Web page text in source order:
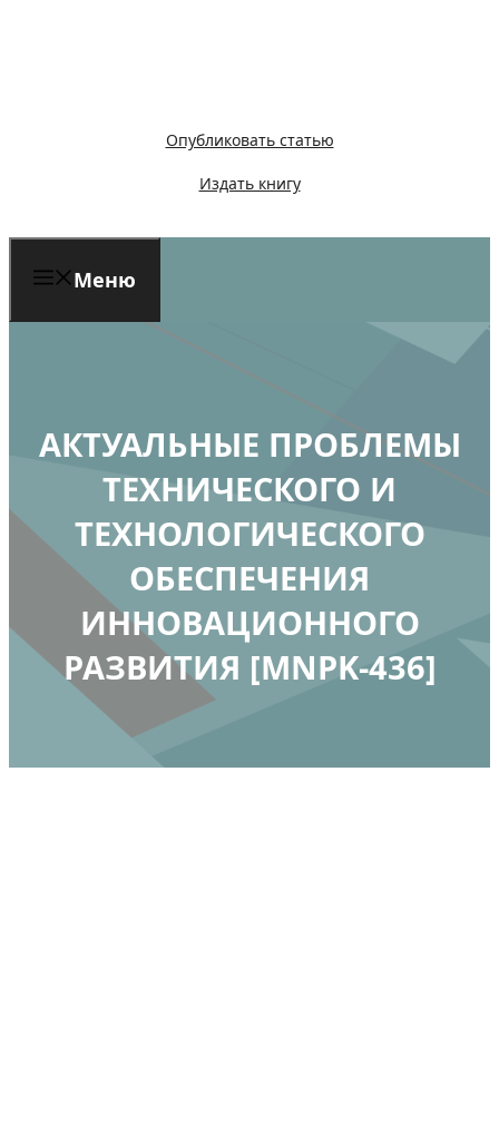
Опубликовать статью
Издать книгу
Меню
АКТУАЛЬНЫЕ ПРОБЛЕМЫ
ТЕХНИЧЕСКОГО И
ТЕХНОЛОГИЧЕСКОГО
ОБЕСПЕЧЕНИЯ
ИННОВАЦИОННОГО
РАЗВИТИЯ [MNPK-436]